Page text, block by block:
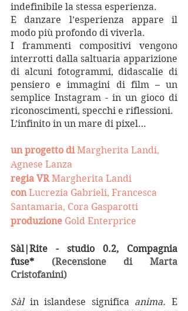
indefinibile la stessa esperienza.
E danzare l’esperienza appare il
modo più profondo di viverla.
I frammenti compositivi vengono
interrotti dalla saltuaria apparizione
di alcuni fotogrammi, didascalie di
pensiero e immagini di film – un
semplice Instagram - in un gioco di
riconoscimenti, specchi e riflessioni.
L’infinito in un mare di pixel…
un progetto di Margherita Landi,
Agnese Lanza
regia VR Margherita Landi
con Lucrezia Gabrieli, Francesca
Santamaria, Cora Gasparotti
produzione Gold Enterprice
Sàl|Rite - studio 0.2, Compagnia
fuse* (Recensione di Marta
Cristofanini)
Sàl in islandese significa anima. E